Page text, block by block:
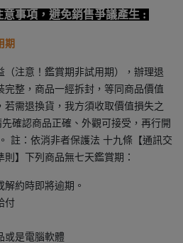
事項，避免銷售爭議產生 :
期
（注意！鑑賞期非試用期），辦理退
完整，商品一經拆封，等同商品價值
若需退換貨，我方須收取價值損失之
確認商品正確、外觀可接受，再行開
註：依消非者保護法 十九條【通訊交
】下列商品無七天鑑賞期：
約時即將逾期。
付
或是電腦軟體